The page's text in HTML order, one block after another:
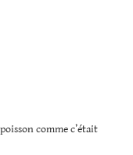
comme c’était